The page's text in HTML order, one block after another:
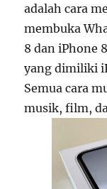
adalah cara
membuka
8 dan iPhone
yang dimiliki
Semua cara
musik, film,